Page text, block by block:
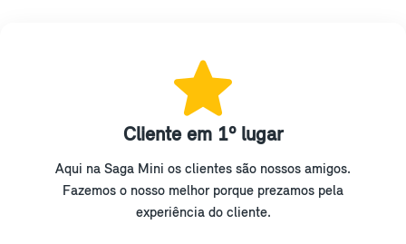
Cliente em 1º lugar
Aqui na Saga Mini os clientes são nossos amigos.
Fazemos o nosso melhor porque prezamos pela
experiência do cliente.